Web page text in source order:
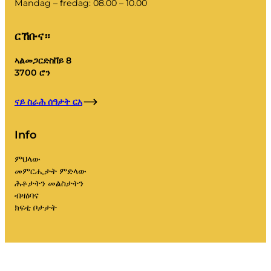
ዘሎ ጎሓፍ ብኢዱ ክፈትሖ የብሉን፣ እዚ ንጥዕና ሓደጋ ከስዕበሉ
ኣብቲ ኮንተይነር ዝተረፈ ጎሓፍ እንተሃልዩ እቲ ኣከባቢ ጎሓፍ
“ኣነ መትሓዚይ ምሉእ ብምሉእ ባዶ ኣይገበርኩን፡ በቲ
ጐሓፍ እንታይ ክገብሮ?”
እቲ ዘሕዝን ግን እቲ ኣከባቢ ጎሓፍ ኣብኡ ስለዝነበረን
ነዞም ዝስዕቡ መፍትሒታት ናይ ምጥቃም ኣማራጺ ኣለካ፤
Mandag – fredag: 08.00 – 10.00
ርኸቡና።
ኣልመጋርድስቨይ 8
3700 ሮን
ናይ ስራሕ ሰዓታት ርአ
Info
ምህላው
መምርሒታት ምድላው
ሕቶታትን መልስታትን
ብዛዕባና
ክፍቲ ቦታታት